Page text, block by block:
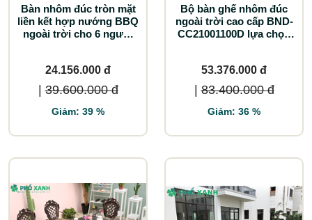
Bàn nhôm đúc tròn mặt
liền kết hợp nướng BBQ
ngoài trời cho 6 người
24.156.000 đ
| 39.600.000 đ
Giảm: 39 %
Bộ bàn ghế nhôm đúc
ngoài trời cao cấp BND-
CC21001100D lựa chọn
53.376.000 đ
| 83.400.000 đ
Giảm: 36 %